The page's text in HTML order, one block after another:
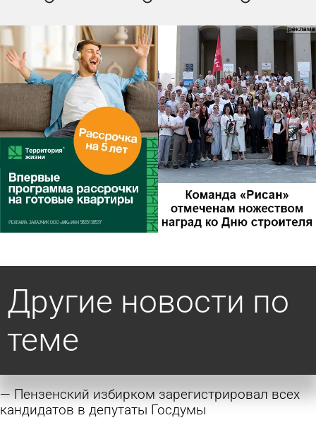
Другие новости по
теме
Пензенский избирком зарегистрировал всех
кандидатов в депутаты Госдумы